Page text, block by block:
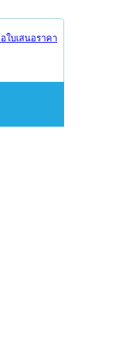
บเสนอราคา